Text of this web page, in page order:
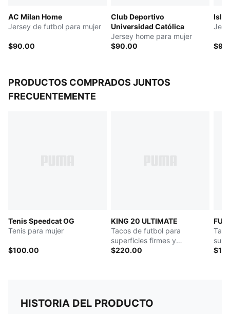
AC Milan Home
Jersey de futbol para mujer
$90.00
Club Deportivo
Universidad Católica
Jersey home para mujer
$90.00
PRODUCTOS COMPRADOS JUNTOS
FRECUENTEMENTE
Tenis Speedcat OG
Tenis para mujer
$100.00
KING 20 ULTIMATE
Tacos de futbol para
superficies firmes y
artificiales para mujer
$220.00
HISTORIA DEL PRODUCTO